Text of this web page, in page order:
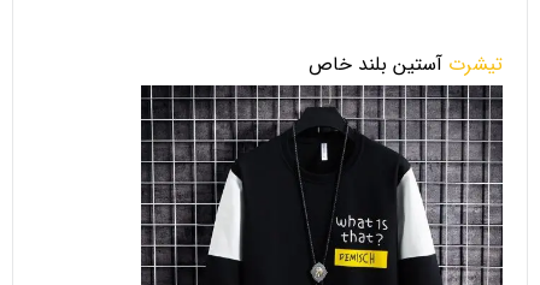
تیشرت آستین بلند خاص